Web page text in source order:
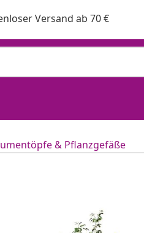
Versand ab 70 €
& Pflanzgefäße